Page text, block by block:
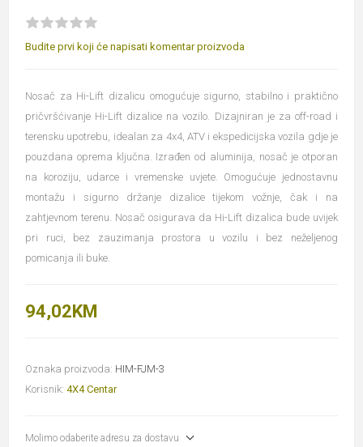
Budite prvi koji će napisati komentar proizvoda
Nosač za Hi-Lift dizalicu omogućuje sigurno, stabilno i praktično
pričvršćivanje Hi-Lift dizalice na vozilo. Dizajniran je za off-road i
terensku upotrebu, idealan za 4x4, ATV i ekspedicijska vozila gdje je
pouzdana oprema ključna. Izrađen od aluminija, nosač je otporan
na koroziju, udarce i vremenske uvjete. Omogućuje jednostavnu
montažu i sigurno držanje dizalice tijekom vožnje, čak i na
zahtjevnom terenu. Nosač osigurava da Hi-Lift dizalica bude uvijek
pri ruci, bez zauzimanja prostora u vozilu i bez neželjenog
pomicanja ili buke.
94,02KM
Oznaka proizvoda: HIM-FJM-3
Korisnik: 4X4 Centar
Molimo odaberite adresu za dostavu